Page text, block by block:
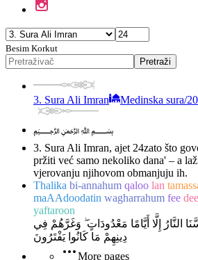
Besim Korkut
Pretraži
3. Sura Ali Imran Medinska sura/
﷽
3. Sura Ali Imran, ajet 24zato što
pržiti već samo nekoliko dana' – a
vjerovanju njihovom obmanjuju ih.
Thalika bi-annahum qaloo lan
maAAdoodatin wagharrahum fee
yaftaroon
النَّارُ إِلَّا أَيَّامًا مَعْدُودَاتٍ ۖ وَغَرَّهُمْ فِي
دِينِهِمْ مَا كَانُوا يَفْتَرُونَ
More pages